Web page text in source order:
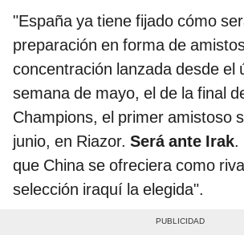
"España ya tiene fijado cómo
preparación en forma de
concentración lanzada desde el
semana de mayo, el de la final
Champions, el primer amistoso
junio, en Riazor. Será ante Irak.
que China se ofreciera como
selección iraquí la elegida".